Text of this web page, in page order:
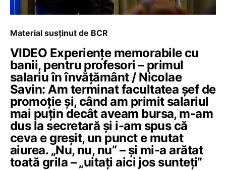
Material susținut de BCR
VIDEO Experiențe memorabile cu
banii, pentru profesori – primul
salariu în învățământ / Nicolae
Savin: Am terminat facultatea șef de
promoție și, când am primit salariul
mai puțin decât aveam bursa, m-am
dus la secretară și i-am spus că
ceva e greșit, un punct e mutat
aiurea. „Nu, nu, nu” – și mi-a arătat
toată grila – „uitați aici jos sunteți”